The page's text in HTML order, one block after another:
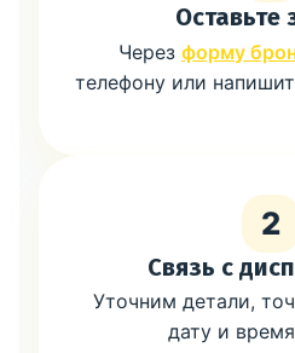
Оставьте
Через форму
телефону или
2
Связь с
Уточним детали,
дату и